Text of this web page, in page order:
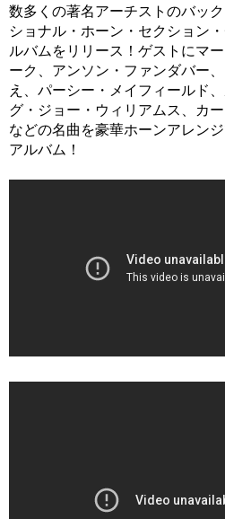
数多くの著名アーチストのバッ
ショナル・ホーン・セクション
ルバムをリリース！ゲストにマ
ーク、アンソン・ファンダバー
え、パーシー・メイフィールド
グ・ジョー・ウィリアムス、カ
などの名曲を豪華ホーンアレン
アルバム！